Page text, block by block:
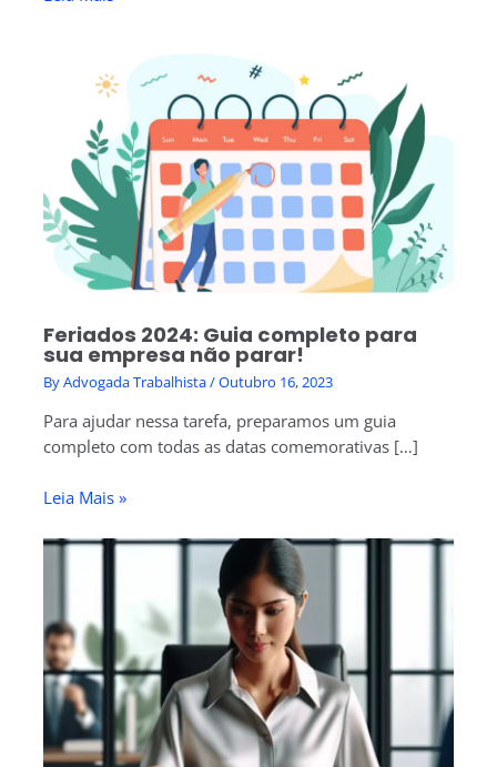
Feriados 2024: Guia completo para
sua empresa não parar!
ByAdvogada Trabalhista/Outubro 16, 2023
Para ajudar nessa tarefa, preparamos um guia
completo com todas as datas comemorativas […]
Leia Mais »